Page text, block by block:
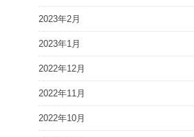
2023年2月
2023年1月
2022年12月
2022年11月
2022年10月